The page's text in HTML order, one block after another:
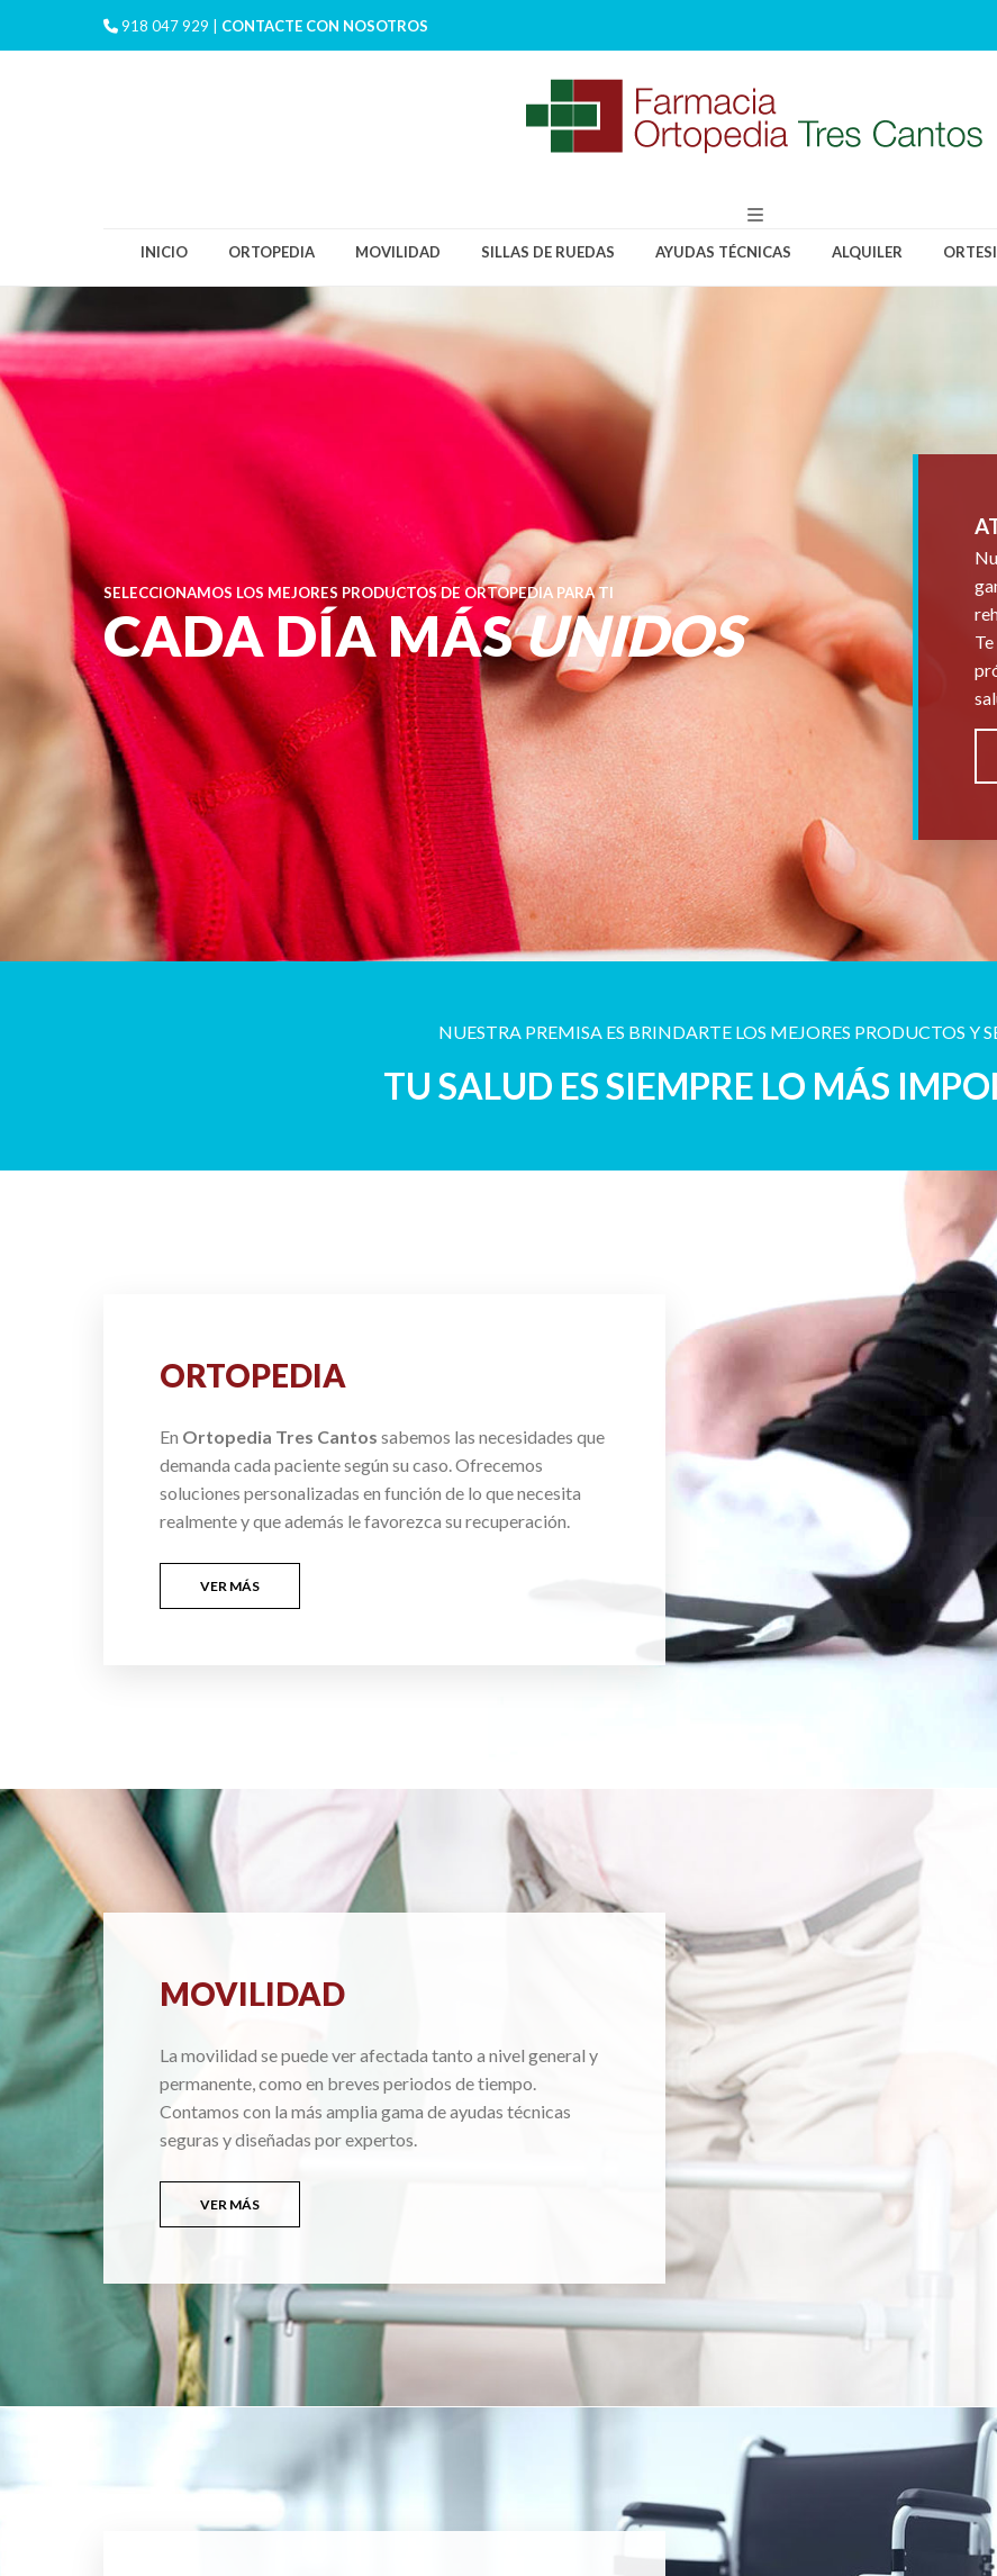
918 047 929 | CONTACTE CON NOSOTROS
INICIO ORTOPEDIA MOVILIDAD SILLAS DE RUEDAS AYUDAS TÉCNICAS ALQUILER
SELECCIONAMOS LOS MEJORES PRODUCTOS DE ORTOPEDIA PARA TI
CADA DÍA MÁSUNIDOS
NUESTRA PREMISA ES BRINDARTE LOS MEJORES PRODUCTOS Y
TU SALUD ES SIEMPRE LO MÁS
ORTOPEDIA
En Ortopedia Tres Cantos sabemos las necesidades que
demanda cada paciente según su caso. Ofrecemos
soluciones personalizadas en función de lo que necesita
realmente y que además le favorezca su recuperación.
VER MÁS
MOVILIDAD
La movilidad se puede ver afectada tanto a nivel general y
permanente, como en breves periodos de tiempo.
Contamos con la más amplia gama de ayudas técnicas
seguras y diseñadas por expertos.
VER MÁS